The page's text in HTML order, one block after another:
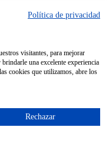
Política de privacidad
visitantes, para mejorar
una excelente experiencia
cookies que utilizamos, abre los
Rechazar